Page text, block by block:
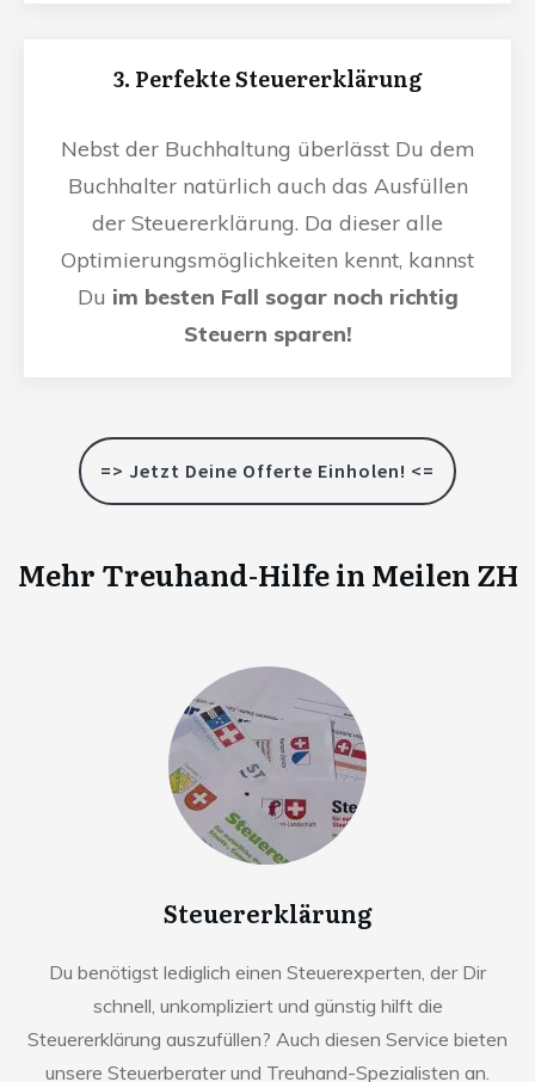
3. Perfekte Steuererklärung
Nebst der Buchhaltung überlässt Du dem
Buchhalter natürlich auch das Ausfüllen
der Steuererklärung. Da dieser alle
Optimierungsmöglichkeiten kennt, kannst
Du im besten Fall sogar noch richtig
Steuern sparen!
=> Jetzt Deine Offerte Einholen! <=
Mehr Treuhand-Hilfe in Meilen ZH
Steuererklärung
Du benötigst lediglich einen Steuerexperten, der Dir
schnell, unkompliziert und günstig hilft die
Steuererklärung auszufüllen? Auch diesen Service bieten
unsere Steuerberater und Treuhand-Spezialisten an.